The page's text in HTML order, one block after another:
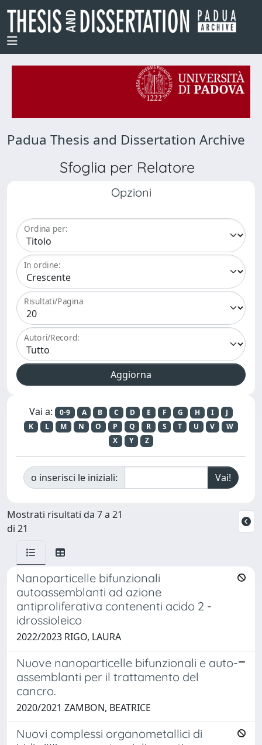
Padua Thesis and Dissertation Archive
Sfoglia per Relatore
Opzioni
Ordina per:
In ordine:
Risultati/Pagina
Autori/Record:
Vai a: 0-9 A B C D E F G H I
J
K
L M N O P Q R S T U V
W
X
Y Z
o inserisci le iniziali:
Mostrati risultati da 7 a 21
di 21
Nanoparticelle bifunzionali
autoassemblanti ad azione
antiproliferativa contenenti acido 2 -
idrossioleico
2022/2023 RIGO, LAURA
Nuove nanoparticelle bifunzionali e auto-
assemblanti per il trattamento del
cancro.
2020/2021 ZAMBON, BEATRICE
Nuovi complessi organometallici di